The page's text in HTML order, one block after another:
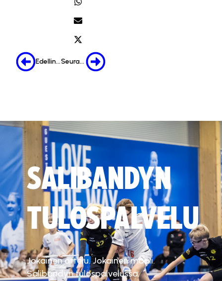
Edellinen Seuraava
SALIBANDYN
TULOSPALVELU
Jokainen ottelu. Jokainen maali.
Salibandyn tulospalvelussa.